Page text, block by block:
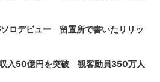
ロデビュー 留置所で書いたリリッ
入50億円を突破 観客動員350万人